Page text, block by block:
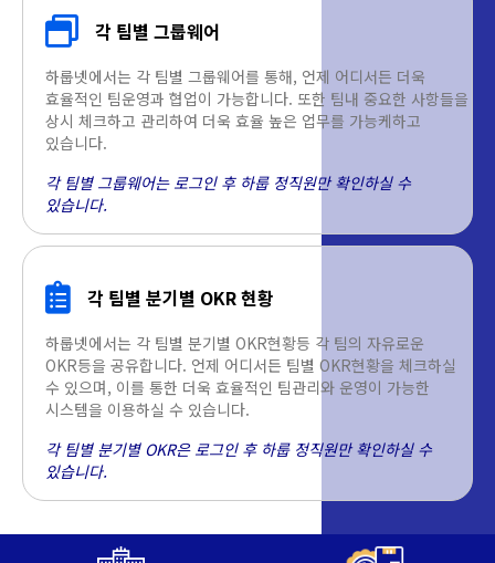
각 팀별 그룹웨어
하룹넷에서는 각 팀별 그룹웨어를 통해, 언제 어디서든 더욱
효율적인 팀운영과 협업이 가능합니다. 또한 팀내 중요한 사항들을
상시 체크하고 관리하여 더욱 효율 높은 업무를 가능케하고
있습니다.
각 팀별 그룹웨어는 로그인 후 하룹 정직원만 확인하실 수
있습니다.
각 팀별 분기별 OKR 현황
하룹넷에서는 각 팀별 분기별 OKR현황등 각 팀의 자유로운
OKR등을 공유합니다. 언제 어디서든 팀별 OKR현황을 체크하실
수 있으며, 이를 통한 더욱 효율적인 팀관리와 운영이 가능한
시스템을 이용하실 수 있습니다.
각 팀별 분기별 OKR은 로그인 후 하룹 정직원만 확인하실 수
있습니다.